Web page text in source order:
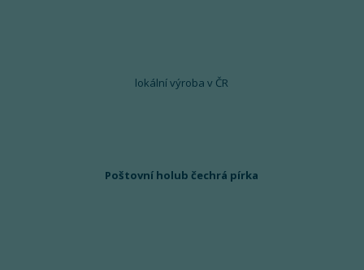
lokální výroba v ČR
Poštovní holub čechrá pírka